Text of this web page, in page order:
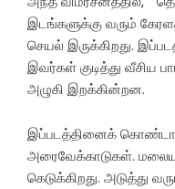
இடங்களுக்கு வரும்
செயல் இருக்கிறது.
இவர்கள் குடித்து வீசிய
அழுகி இறக்கின்றன.
இப்படத்தினைக்
அரைவேக்காடுகள்.
கெடுக்கிறது. அடுத்து